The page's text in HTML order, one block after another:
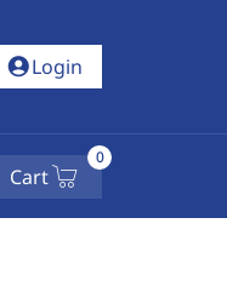
account_circleLogin
Cart
0